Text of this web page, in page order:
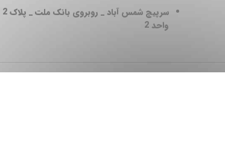
سرپیچ شمس آباد _ روبروی بانک ملت _ پلاک 2
واحد 2